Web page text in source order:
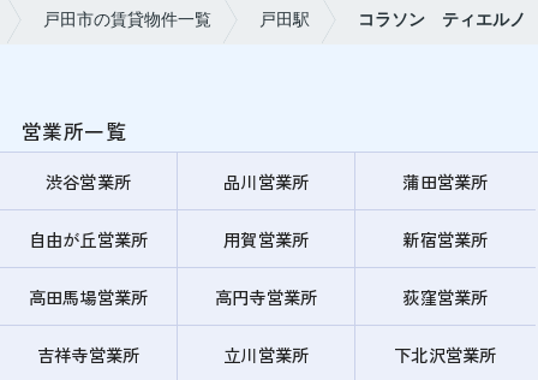
戸田市の賃貸物件一覧 戸田駅 コラソン ティエルノ
営業所一覧
渋谷営業所 品川営業所 蒲田営業所
自由が丘営業所 用賀営業所 新宿営業所
高田馬場営業所 高円寺営業所 荻窪営業所
吉祥寺営業所 立川営業所 下北沢営業所